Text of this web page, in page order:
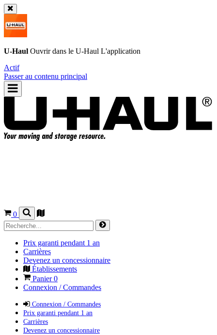
U-Haul Ouvrir dans le U-Haul L'application
Actif
Passer au contenu principal
0
Prix garanti pendant 1 an
Carrières
Devenez un concessionnaire
Établissements
Panier0
Connexion / Commandes
Connexion / Commandes
Prix garanti pendant 1 an
Carrières
Devenez un concessionnaire